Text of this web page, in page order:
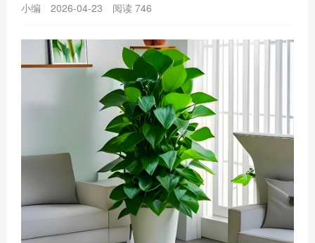
小编 2026-04-23 阅读 746